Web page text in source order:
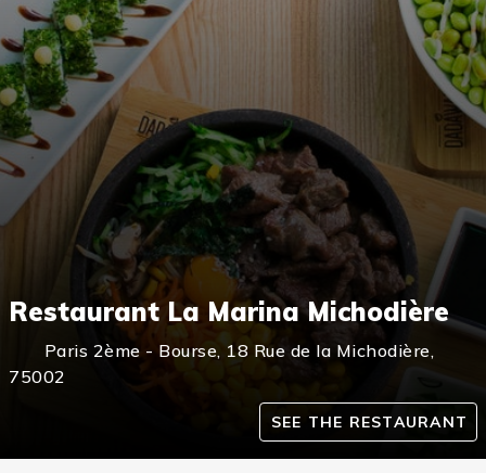
Restaurant La Marina Michodière
Paris 2ème - Bourse, 18 Rue de la Michodière,
75002
SEE THE RESTAURANT